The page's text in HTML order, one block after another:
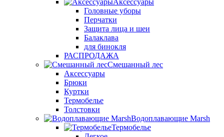
Аксессуары
Головные уборы
Перчатки
Защита лица и шеи
Балаклава
для бинокля
РАСПРОДАЖА
Смешанный лес
Аксессуары
Брюки
Куртки
Термобелье
Толстовки
Водоплавающие Marsh
Термобелье